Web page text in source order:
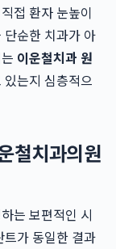
접 환자 눈높이
순한 치과가 아
이운철치과 원
는지 심층적으
철치과의원
는 보편적인 시
가 동일한 결과